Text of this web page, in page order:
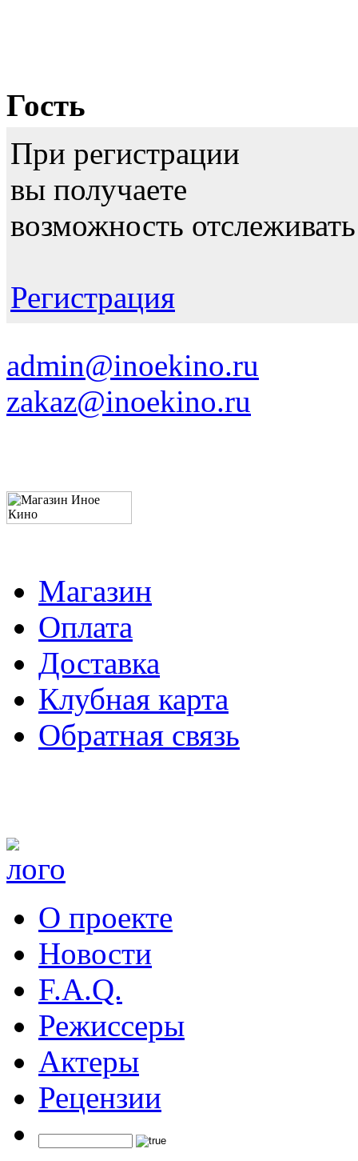
Гость
При регистрации
вы получаете
возможность
Регистрация
admin@inoekino.ru
zakaz@inoekino.ru
Магазин
Оплата
Доставка
Клубная карта
Обратная связь
О проекте
Новости
F.A.Q.
Режиссеры
Актеры
Рецензии